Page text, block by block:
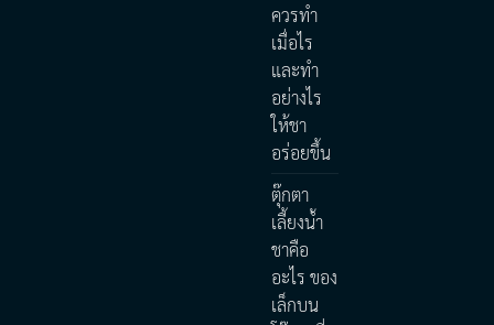
ควรทำ
เมื่อไร
และทำ
อย่างไร
ให้ชา
อร่อยขึ้น
ตุ๊กตา
เลี้ยงน้ำ
ชาคือ
อะไร ของ
เล็กบน